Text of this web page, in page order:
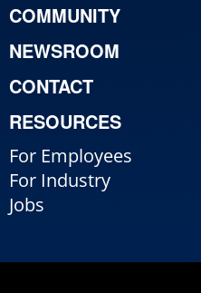
COMMUNITY
NEWSROOM
CONTACT
RESOURCES
For Employees
For Industry
Jobs